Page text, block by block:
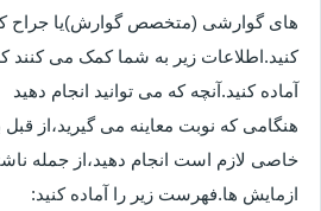
های گوارشی (متخصص گوارش)یا جراح
کنید.اطلاعات زیر به شما کمک می کنند
آماده کنید.آنچه که می توانید انجام دهید
هنگامی که نوبت معاینه می گیرید،از قبل
خاصی لازم است انجام دهید،از جمله
ازمایش ها.فهرست زیر را آماده کنید: